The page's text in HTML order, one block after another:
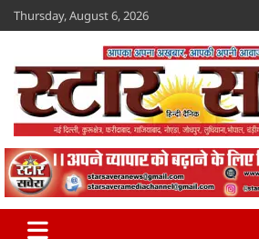
Skip
to
Thursday, August 6, 2026
Star Savera
www.starsavera.com